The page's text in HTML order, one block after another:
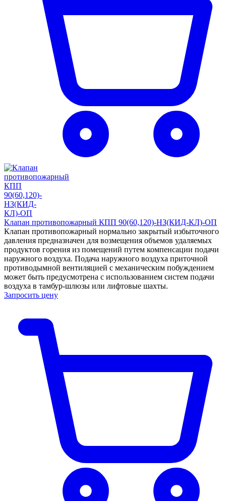
Клапан противопожарный КПП 90(60,120)-НЗ(КИД-КЛ)-ОП
Клапан противопожарный нормально закрытый избыточного
давления предназначен для возмещения объемов удаляемых
продуктов горения из помещений путем компенсации подачи
наружного воздуха. Подача наружного воздуха приточной
противодымной вентиляцией с механическим побуждением
может быть предусмотрена с использованием систем подачи
воздуха в тамбур-шлюзы или лифтовые шахты.
Запросить цену